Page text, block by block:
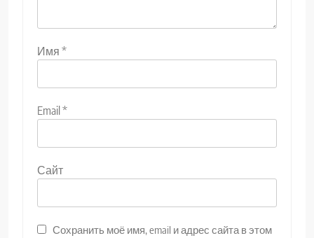
Имя *
Email*
Сайт
Сохранить моё имя, email и адрес сайта в этом